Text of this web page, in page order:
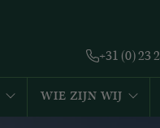
+31 (0) 23
WIE ZIJN WIJ